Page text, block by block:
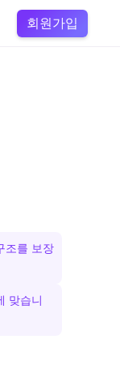
회원가입
조를 보장
맞습니